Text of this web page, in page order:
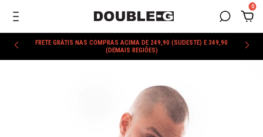
0
FRETE GRÁTIS NAS COMPRAS ACIMA DE 249,90 (SUDESTE) E 349,90
(DEMAIS REGIÕES)